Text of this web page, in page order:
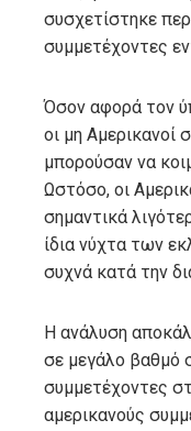
συσχετίστηκε
συμμετέχοντες
Όσον αφορά τον
οι μη Αμερικανοί
μπορούσαν να
Ωστόσο, οι
σημαντικά
ίδια νύχτα των
συχνά κατά την
Η ανάλυση
σε μεγάλο βαθμό
συμμετέχοντες
αμερικανούς